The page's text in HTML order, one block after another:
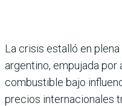
La crisis estalló en
argentino, empujada por
combustible bajo
precios internacionales